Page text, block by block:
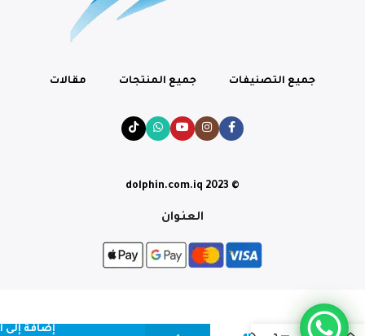
جميع التصنيفات جميع المنتجات مقالات
© dolphin.com.iq 2023
العنوان
فود
MOLLY
إضافة إلى